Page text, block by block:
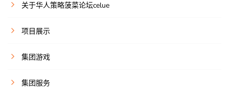
关于华人策略菠菜论坛celue
项目展示
集团游戏
集团服务